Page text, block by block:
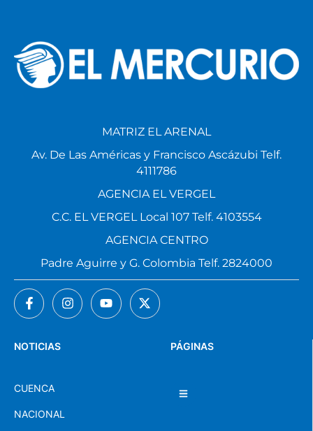
PÁGINAS
NOTICIAS
CUENCA
NACIONAL
MATRIZ EL ARENAL
Av. De Las Américas y Francisco Ascázubi Telf.
4111786
AGENCIA EL VERGEL
C.C. EL VERGEL Local 107 Telf. 4103554
AGENCIA CENTRO
Padre Aguirre y G. Colombia Telf. 2824000